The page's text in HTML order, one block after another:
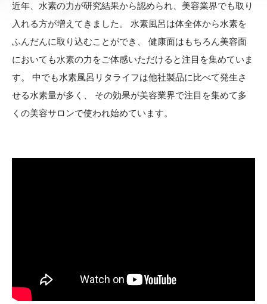
近年、水素の力が研究結果から認められ、美容業界でも取り
入れる方が増えてきました。
水素風呂は体全体から水素を
ふんだんに取り込むことができ、
健康面はもちろん美容面
においても水素の力をご体感いただけると注目を集めていま
す。
中でも水素風呂リタライフは他社製品に比べて発生さ
せる水素量が多く、
その効果が美容業界で注目を集めて多
くの美容サロンで使われ始めています。